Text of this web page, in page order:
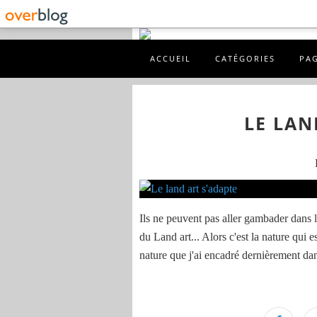
ACCUEIL CATÉGORIES
LE
Ils ne peuvent pas aller gambader
du Land art... Alors c'est la nature qui
nature que j'ai encadré dernièrement